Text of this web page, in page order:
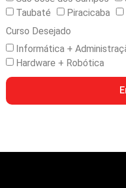
Taubaté
Piracicaba
Curso Desejado
Informática +
Hardware + Robótica